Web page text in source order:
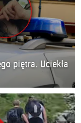
piętra. Uciekła